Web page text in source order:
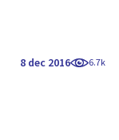
8 dec 2016 6.7k